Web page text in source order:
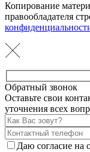
Копирование
правообладателя
Обратный звонок
Оставьте свои
уточнения всех
Даю согласие на